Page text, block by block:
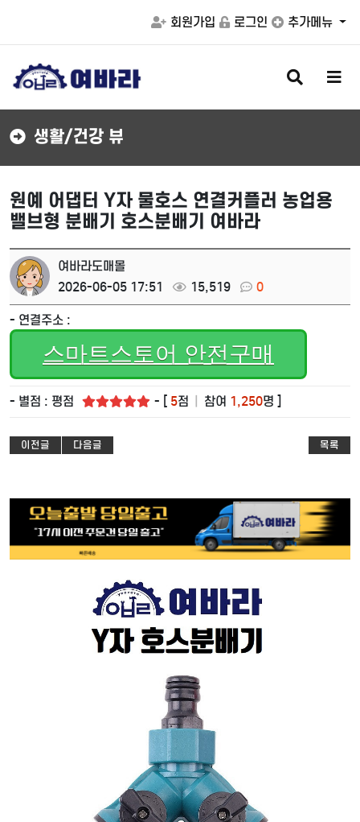
회원가입 로그인 추가메뉴
검
색
버
메
버
생활/건강 뷰
원예 어댑터 Y자 물호스 연결커플러 농업용
밸브형 분배기 호스분배기 여바라
여바라도매몰
2026-06-05 17:51
15,519 0
- 연결주소 :
스마트스토어 안전구매
- 별점 : 평점 - [ 5점 참여 1,250명 ]
이전글 다음글 목록